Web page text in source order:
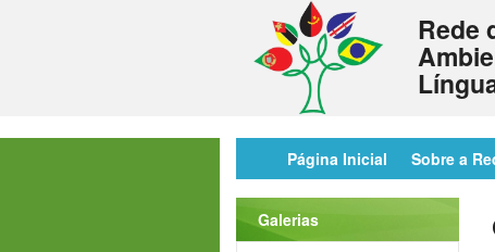
Rede
Página Inicial Sobre a
Galerias